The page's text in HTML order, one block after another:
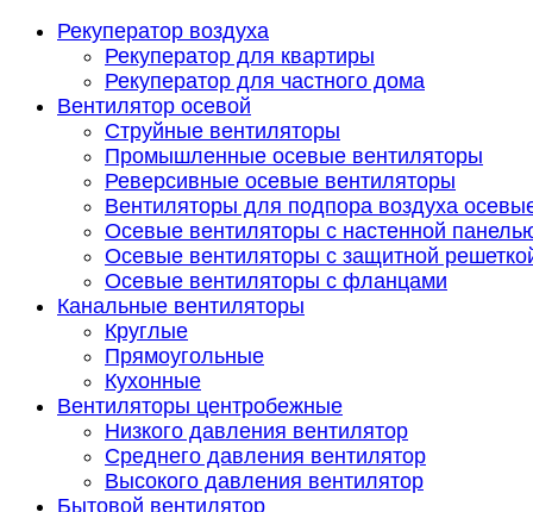
Рекуператор воздуха
Рекуператор для квартиры
Рекуператор для частного дома
Вентилятор осевой
Струйные вентиляторы
Промышленные осевые вентиляторы
Реверсивные осевые вентиляторы
Вентиляторы для подпора воздуха
Осевые вентиляторы с настенной
Осевые вентиляторы с защитной
Осевые вентиляторы с фланцами
Канальные вентиляторы
Круглые
Прямоугольные
Кухонные
Вентиляторы центробежные
Низкого давления вентилятор
Среднего давления вентилятор
Высокого давления вентилятор
Бытовой вентилятор